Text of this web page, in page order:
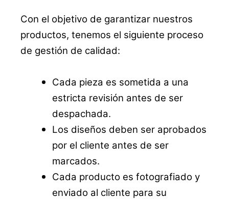
Con el objetivo de garantizar nuestros
productos, tenemos el siguiente proceso
de gestión de calidad:
Cada pieza es sometida a una
estricta revisión antes de ser
despachada.
Los diseños deben ser aprobados
por el cliente antes de ser
marcados.
Cada producto es fotografiado y
enviado al cliente para su